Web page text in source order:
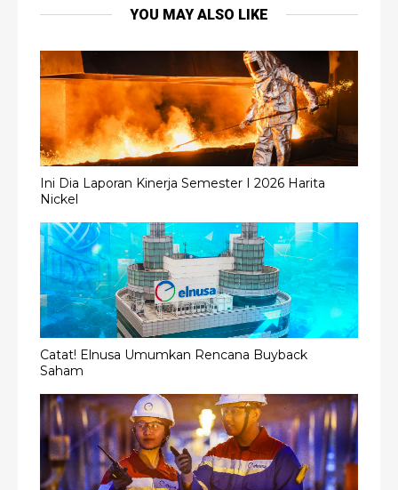
YOU MAY ALSO LIKE
Ini Dia Laporan Kinerja Semester I 2026 Harita
Nickel
Catat! Elnusa Umumkan Rencana Buyback
Saham